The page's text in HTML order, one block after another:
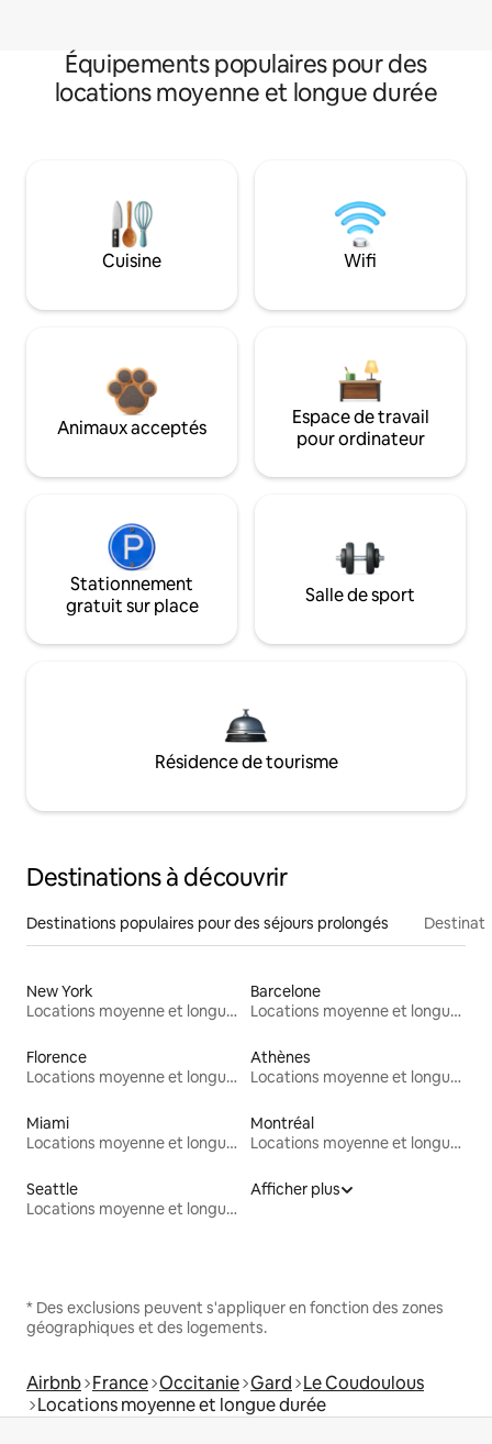
Équipements populaires pour des
locations moyenne et longue durée
Cuisine Wifi
Animaux acceptés
Espace de travail
pour ordinateur
Stationnement
gratuit sur place
Salle de sport
Résidence de tourisme
Destinations à découvrir
Destinations populaires pour des séjours prolongés
New York
Locations moyenne et longue durée
Barcelone
Locations moyenne et longue durée
Florence
Locations moyenne et longue durée
Athènes
Locations moyenne et longue durée
Miami
Locations moyenne et longue durée
Montréal
Locations moyenne et longue durée
Seattle
Locations moyenne et longue durée
Afficher plus
* Des exclusions peuvent s'appliquer en fonction des zones
géographiques et des logements.
Airbnb France Occitanie Gard Le Coudoulous
Locations moyenne et longue durée